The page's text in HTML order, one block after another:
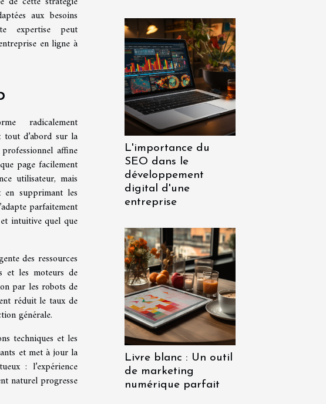
aux besoins
expertise peut
en ligne à
radicalement
tout d’abord sur la
affine
page facilement
utilisateur, mais
supprimant les
parfaitement
intuitive quel que
des ressources
et les moteurs de
par les robots de
réduit le taux de
générale.
techniques et les
et met à jour la
: l’expérience
naturel progresse
L'importance du
SEO dans le
développement
digital d'une
entreprise
Livre blanc : Un outil
de marketing
numérique parfait